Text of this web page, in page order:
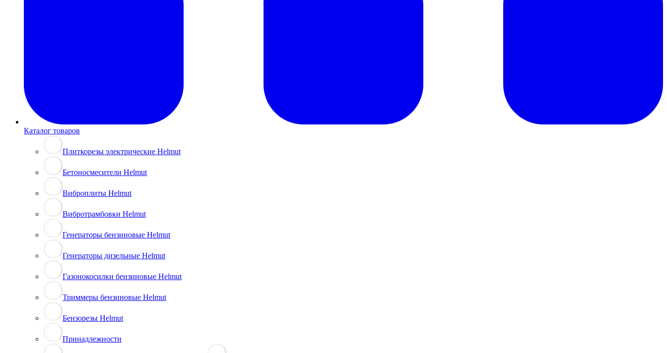
Каталог товаров
Плиткорезы электрические Helmut
Бетоносмесители Helmut
Виброплиты Helmut
Вибротрамбовки Helmut
Генераторы бензиновые Helmut
Генераторы дизельные Helmut
Газонокосилки бензиновые Helmut
Триммеры бензиновые Helmut
Бензорезы Helmut
Принадлежности